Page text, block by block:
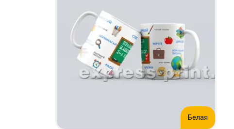
ПРОШИВКА ДИПЛОМА/
ТВЕРДЫЙ ПЕРЕПЛЕТ
ПРЯМАЯ И ПЛОТТЕРНАЯ
ЛИСТОВКИ / ФЛАЕРЫ
НАКЛЕЙКИ / СТИКЕРЫ
ПАПКИ
ПЛАСТИКОВЫЕ КАРТЫ
Белая